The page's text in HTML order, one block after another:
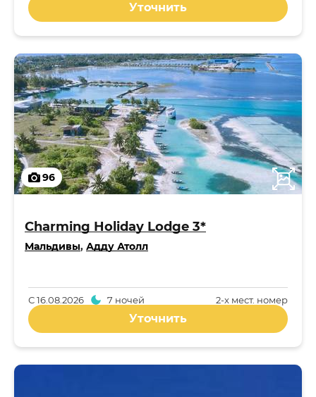
Уточнить
96
Charming Holiday Lodge 3*
Мальдивы, Адду Атолл
2-x мест. номер
С16.08.2026 7 ночей
Уточнить